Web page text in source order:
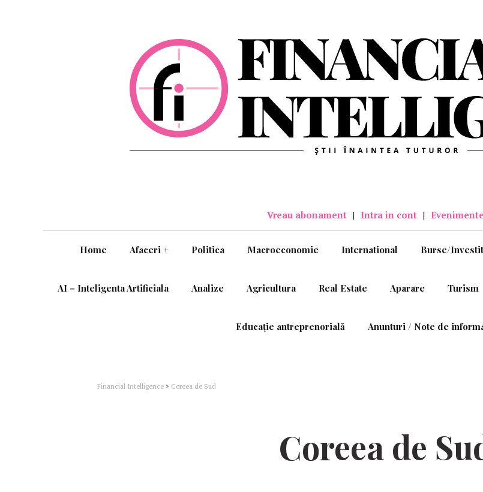
Vreau abonament | Intra in cont |
Home Afaceri + Politica Macroeconomie International Burse/
AI – Inteligenta Artificiala Analize Agricultura Real Estate Aparare Turism
Educație antreprenorială Anunturi / Note de
Financial Intelligence > Coreea de Sud
Coreea de